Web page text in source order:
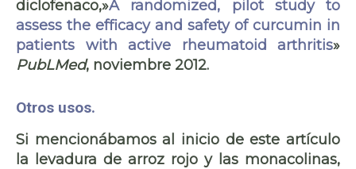
diclofenaco,»A randomized, pilot study to
assess the efficacy and safety of curcumin in
patients with active rheumatoid arthritis»
PubLMed, noviembre 2012.
Otros usos.
Si mencionábamos al inicio de este artículo
la levadura de arroz rojo y las monacolinas,